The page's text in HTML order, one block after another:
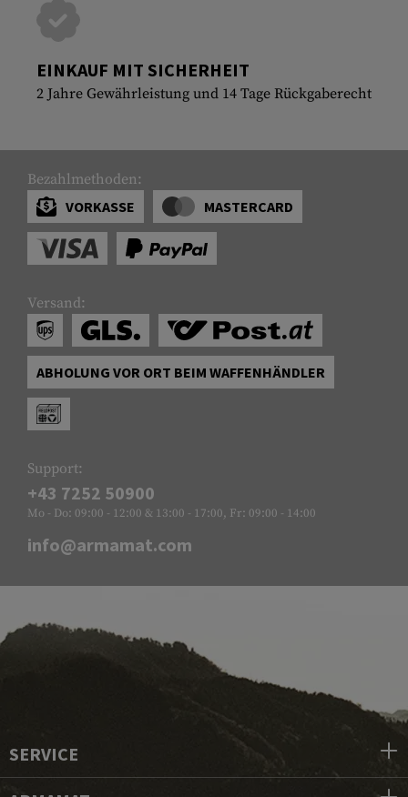
EINKAUF MIT SICHERHEIT
2 Jahre Gewährleistung und 14 Tage Rückgaberecht
Bezahlmethoden:
VORKASSE
MASTERCARD
Versand:
ABHOLUNG VOR ORT BEIM WAFFENHÄNDLER
Support:
+43 7252 50900
Mo - Do: 09:00 - 12:00 & 13:00 - 17:00, Fr: 09:00 - 14:00
info@armamat.com
SERVICE